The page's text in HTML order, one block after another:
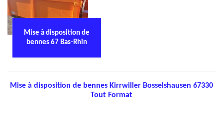
Mise à disposition de
bennes 67 Bas-Rhin
Mise à disposition de bennes Kirrwiller Bosselshausen 67330
Tout Format